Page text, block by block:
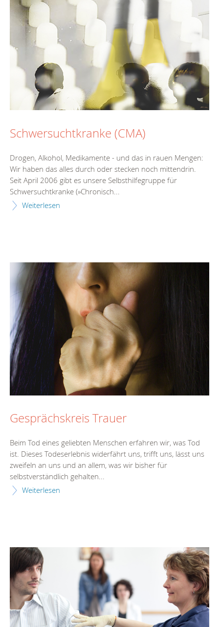
Schwersuchtkranke (CMA)
Drogen, Alkohol, Medikamente - und das in rauen Mengen:
Wir haben das alles durch oder stecken noch mittendrin.
Seit April 2006 gibt es unsere Selbsthilfegruppe für
Schwersuchtkranke (»Chronisch...
Weiterlesen
Gesprächskreis Trauer
Beim Tod eines geliebten Menschen erfahren wir, was Tod
ist. Dieses Todeserlebnis widerfährt uns, trifft uns, lässt uns
zweifeln an uns und an allem, was wir bisher für
selbstverständlich gehalten...
Weiterlesen